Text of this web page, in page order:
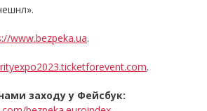
www.bezpeka.ua.
.
заходу у Фейсбук: